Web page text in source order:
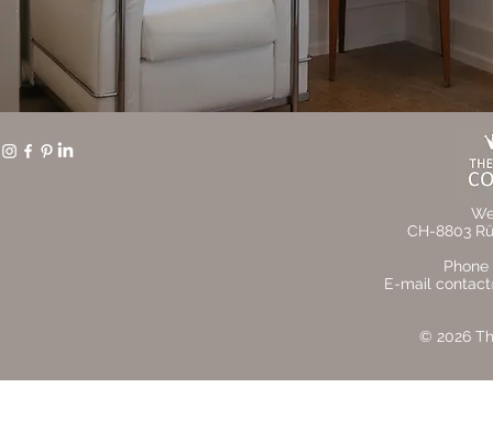
CH-8803
Phone
E-mail
© 2026